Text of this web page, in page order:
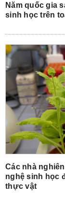
Năm quốc gia
sinh học trên
Các nhà
nghệ sinh học
thực vật